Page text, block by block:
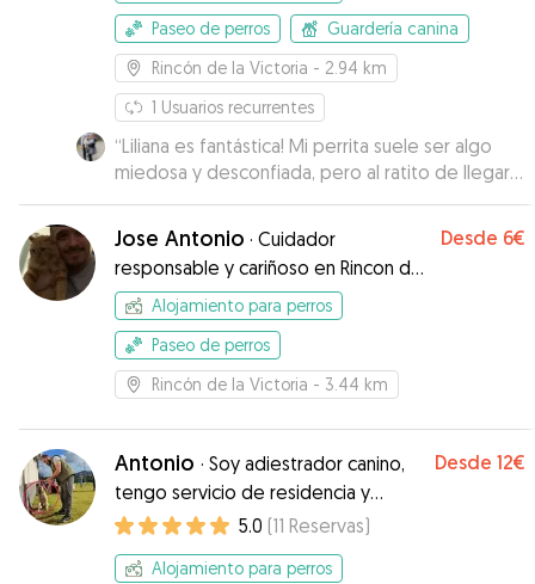
Paseo de perros
Guardería canina
Rincón de la Victoria - 2.94 km
1 Usuarios recurrentes
“Liliana es fantástica! Mi perrita suele ser algo
miedosa y desconfiada, pero al ratito de llegar
ya estaba súper cómoda! :) me ha encantado el
trato que le han dado, muchos paseos, le han
permitido subirse a un pequeño sofalito junto
con su perrito y además me estuvo mandando
muchísimas fotos y videos! MUY CONTENTA! Sin
duda si vuelvo a Malaga repetiré con ella!
Jose Antonio · Cuidador
responsable y cariñoso en Rincon de
la Victoria
Desde 6€
Alojamiento para perros
Paseo de perros
Rincón de la Victoria - 3.44 km
Antonio · Soy adiestrador canino,
tengo servicio de residencia y
paseos
Desde 12€
5.0 (11 Reservas)
Alojamiento para perros